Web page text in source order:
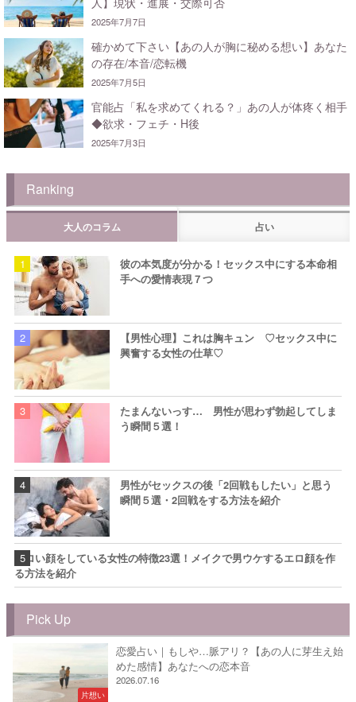
2025年7月7日
確かめて下さい【あの人が胸に秘める想い】あなた
の存在/本音/恋転機
2025年7月5日
官能占「私を求めてくれる？」あの人が体疼く相手
◆欲求・フェチ・H後
2025年7月3日
Ranking
大人のコラム 占い
彼の本気度が分かる！セックス中にする本命相
手への愛情表現７つ
【男性心理】これは胸キュン ♡セックス中に
興奮する女性の仕草♡
たまんないっす… 男性が思わず勃起してしま
う瞬間５選！
男性がセックスの後「2回戦もしたい」と思う
瞬間５選・2回戦をする方法を紹介
エロい顔をしている女性の特徴23選！メイクで男ウケするエロ顔を作
る方法を紹介
Pick Up
片想い
恋愛占い｜もしや…脈アリ？【あの人に芽生え始
めた感情】あなたへの恋本音
2026.07.16